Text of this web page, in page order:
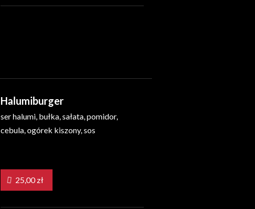
Halumiburger
ser halumi, bułka, sałata, pomidor,
cebula, ogórek kiszony, sos